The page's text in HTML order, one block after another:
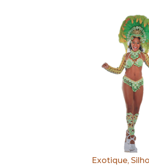
Par défaut
Exotique,